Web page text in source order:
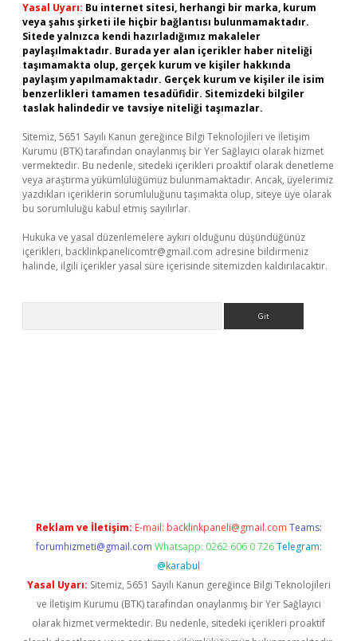
Yasal Uyarı: Bu internet sitesi, herhangi bir marka, kurum
veya şahıs şirketi ile hiçbir bağlantısı bulunmamaktadır.
Sitede yalnızca kendi hazırladığımız makaleler
paylaşılmaktadır. Burada yer alan içerikler haber niteliği
taşımamakta olup, gerçek kurum ve kişiler hakkında
paylaşım yapılmamaktadır. Gerçek kurum ve kişiler ile isim
benzerlikleri tamamen tesadüfidir. Sitemizdeki bilgiler
taslak halindedir ve tavsiye niteliği taşımazlar.
Sitemiz, 5651 Sayılı Kanun gereğince Bilgi Teknolojileri ve İletişim
Kurumu (BTK) tarafından onaylanmış bir Yer Sağlayıcı olarak hizmet
vermektedir. Bu nedenle, sitedeki içerikleri proaktif olarak denetleme
veya araştırma yükümlülüğümüz bulunmamaktadır. Ancak, üyelerimiz
yazdıkları içeriklerin sorumluluğunu taşımakta olup, siteye üye olarak
bu sorumluluğu kabul etmiş sayılırlar.
Hukuka ve yasal düzenlemelere aykırı olduğunu düşündüğünüz
içerikleri, backlinkpanelicomtr@gmail.com adresine bildirmeniz
halinde, ilgili içerikler yasal süre içerisinde sitemizden kaldırılacaktır.
Reklam ve İletişim: E-mail: backlinkpaneli@gmail.com Teams:
forumhizmeti@gmail.com Whatsapp: 0262 606 0 726 Telegram:
@karabul
Yasal Uyarı: Sitemiz, 5651 Sayılı Kanun gereğince Bilgi Teknolojileri
ve İletişim Kurumu (BTK) tarafından onaylanmış bir Yer Sağlayıcı
olarak hizmet vermektedir. Bu nedenle, sitedeki içerikleri proaktif